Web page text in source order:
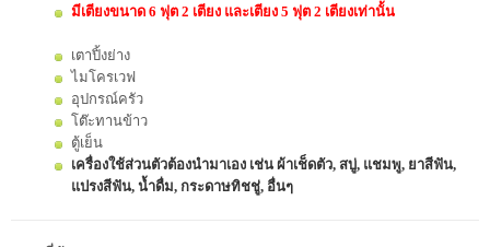
มีเตียงขนาด 6 ฟุต 2 เตียง และเตียง 5 ฟุต 2 เตียงเท่านั้น
เตาปิ้งย่าง
ไมโครเวฟ
อุปกรณ์ครัว
โต๊ะทานข้าว
ตู้เย็น
เครื่องใช้ส่วนตัวต้องนำมาเอง เช่น ผ้าเช็ดตัว, สบู่, แชมพู, ยาสีฟัน,
แปรงสีฟัน, น้ำดื่ม, กระดาษทิชชู่, อื่นๆ